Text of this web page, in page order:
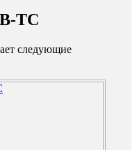
ТС
следующие